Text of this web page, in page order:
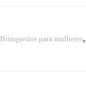
Brinquedos para mulheres,